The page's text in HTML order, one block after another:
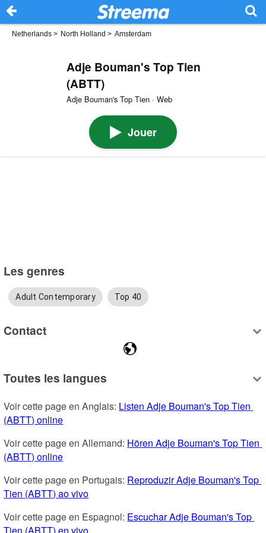
Netherlands > North Holland > Amsterdam
Adje Bouman's Top Tien
(ABTT)
Adje Bouman's Top Tien · Web
Jouer
Les genres
Adult Contemporary Top 40
Contact
Toutes les langues
Voir cette page en Anglais: Listen Adje Bouman's Top Tien
(ABTT) online
Voir cette page en Allemand: Hören Adje Bouman's Top Tien
(ABTT) online
Voir cette page en Portugais: Reproduzir Adje Bouman's Top
Tien (ABTT) ao vivo
Voir cette page en Espagnol: Escuchar Adje Bouman's Top
Tien (ABTT) en vivo